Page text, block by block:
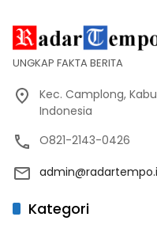
UNGKAP FAKTA BERITA
Kec. Camplong,
Indonesia
O821-2143-0426
Kategori